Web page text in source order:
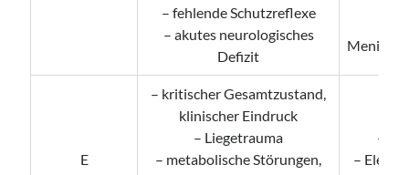
– fehlende Schutzreflexe
– akutes neurologisches
Defizit
E
– kritischer Gesamtzustand,
klinischer Eindruck
– Liegetrauma
– metabolische Störungen,
–
–